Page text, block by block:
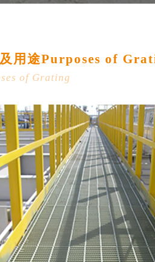
用途Purposes of
of Grating